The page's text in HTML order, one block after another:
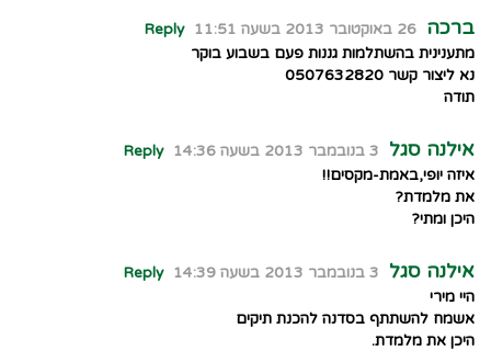
ברכה 26 באוקטובר 2013 בשעה 11:51
Reply
מתענינית בהשתלמות גננות פעם בשבוע בוקר
נא ליצור קשר 0507632820
תודה
אילנה סגל 3 בנובמבר 2013 בשעה 14:36
Reply
איזה יופי,באמת-מקסים!!
את מלמדת?
היכן ומתי?
אילנה סגל 3 בנובמבר 2013 בשעה 14:39
Reply
היי מירי
אשמח להשתתף בסדנה להכנת תיקים
היכן את מלמדת.